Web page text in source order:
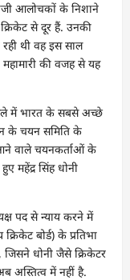
आलोचकों के निशाने
से दूर हैं. उनकी
थी वह इस साल
की वजह से यह
में भारत के सबसे अच्छे
के चयन समिति के
वाले चयनकर्ताओं के
महेंद्र सिंह धोनी
पद से न्याय करने में
बोर्ड) के प्रतिभा
धोनी जैसे क्रिकेटर
अस्तित्व में नहीं है.